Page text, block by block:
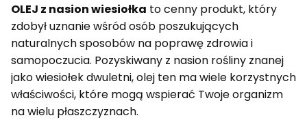
OLEJ z nasion wiesiołka to cenny produkt, który
zdobył uznanie wśród osób poszukujących
naturalnych sposobów na poprawę zdrowia i
samopoczucia. Pozyskiwany z nasion rośliny znanej
jako wiesiołek dwuletni, olej ten ma wiele korzystnych
właściwości, które mogą wspierać Twoje organizm
na wielu płaszczyznach.